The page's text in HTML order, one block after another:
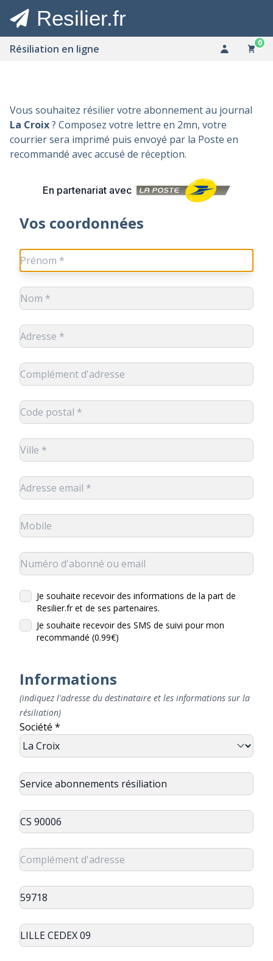
Resilier.fr
Résiliation en ligne 0
Vous souhaitez résilier votre abonnement au journal
La Croix? Composez votre lettre en 2mn, votre
courrier sera imprimé puis envoyé par la Poste en
recommandé avec accusé de réception.
En partenariat avec
Vos coordonnées
Je souhaite recevoir des informations de la part de
Resilier.fr et de ses partenaires.
Je souhaite recevoir des SMS de suivi pour mon
recommandé (0.99€)
Informations
(indiquez l'adresse du destinataire et les informations sur la
résiliation)
Société *